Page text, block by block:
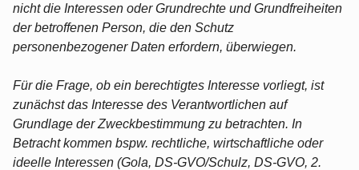
nicht die Interessen oder Grundrechte und Grundfreiheiten
der betroffenen Person, die den Schutz
personenbezogener Daten erfordern, überwiegen.
Für die Frage, ob ein berechtigtes Interesse vorliegt, ist
zunächst das Interesse des Verantwortlichen auf
Grundlage der Zweckbestimmung zu betrachten. In
Betracht kommen bspw. rechtliche, wirtschaftliche oder
ideelle Interessen (Gola, DS-GVO/Schulz, DS-GVO, 2.